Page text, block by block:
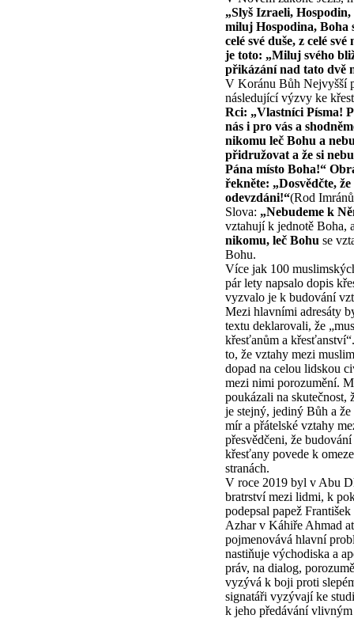
„Slyš Izraeli,
miluj Hospodina, Boha
celé své duše, z celé
je toto: „Miluj svého
přikázání nad tato dvě
V Koránu Bůh Nejvyšší
následující výzvy ke
Rci: „Vlastníci Písma!
nás i pro vás a
nikomu leč Bohu a
přidružovat a že si
Pána místo Boha!“
řekněte: „Dosvědčte,
odevzdáni!“(Rod
Slova: „Nebudeme k
vztahují k jednotě Boha,
nikomu, leč Bohu se
Bohu.
Více jak 100
pár lety napsalo dopis
vyzvalo je k budování
Mezi hlavními adresáty
textu deklarovali, že
křesťanům a
to, že vztahy mezi
dopad na celou lidskou
mezi nimi porozumění.
poukázali na skutečnost,
je stejný, jediný Bůh a
mír a přátelské vztahy
přesvědčeni, že
křesťany povede k
stranách.
V roce 2019 byl v Abu
bratrství mezi lidmi, k
podepsal papež
Azhar v Káhiře Ahmad
pojmenovává hlavní
nastiňuje východiska a
práv, na dialog,
vyzývá k boji proti
signatáři vyzývají ke
k jeho předávání vlivným